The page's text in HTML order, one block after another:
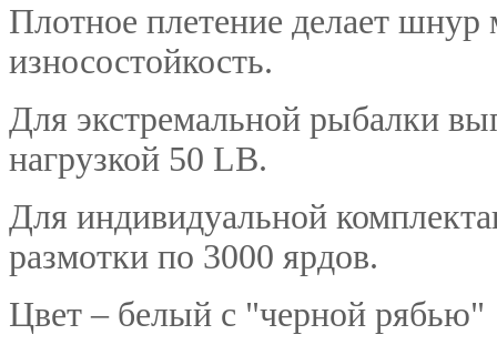
Плотное плетение делает шнур
износостойкость.
Для экстремальной рыбалки
нагрузкой 50 LB.
Для индивидуальной
размотки по 3000 ярдов.
Цвет – белый с "черной рябью"